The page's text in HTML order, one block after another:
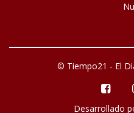
© Tiempo21 - El
Desarrollado